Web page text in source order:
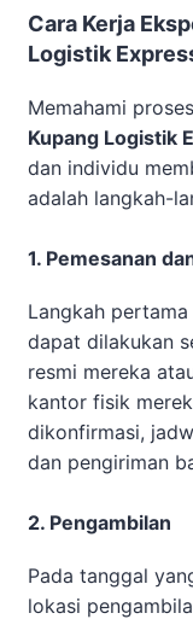
Cara Kerja
Logistik
Memahami
Kupang Logistik
dan individu
adalah langkah-
1. Pemesanan
Langkah
dapat dilakukan
resmi mereka
kantor fisik
dikonfirmasi,
dan pengiriman
2. Pengambilan
Pada tanggal
lokasi